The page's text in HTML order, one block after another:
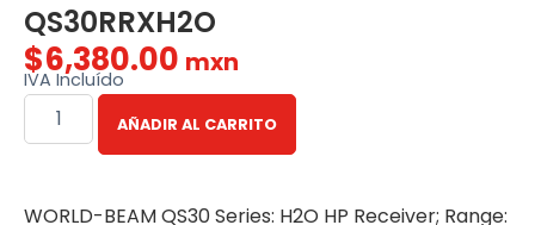
QS30RRXH2O
$6,380.00 mxn
IVA Incluído
AÑADIR AL CARRITO
WORLD-BEAM QS30 Series: H2O HP Receiver; Range: